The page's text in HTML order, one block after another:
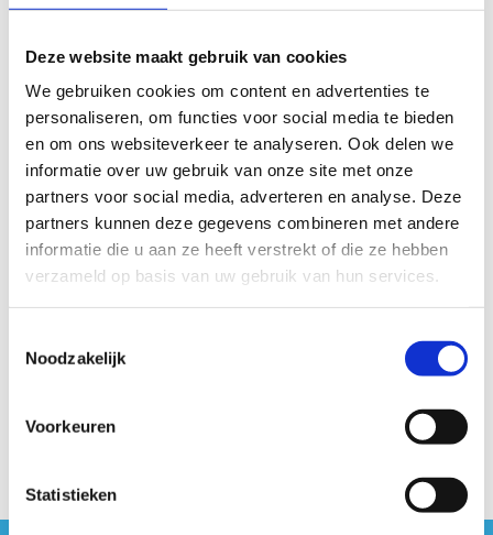
Deze website maakt gebruik van cookies
We gebruiken cookies om content en advertenties te
personaliseren, om functies voor social media te bieden
en om ons websiteverkeer te analyseren. Ook delen we
informatie over uw gebruik van onze site met onze
partners voor social media, adverteren en analyse. Deze
partners kunnen deze gegevens combineren met andere
informatie die u aan ze heeft verstrekt of die ze hebben
verzameld op basis van uw gebruik van hun services.
Noodzakelijk
Voorkeuren
Statistieken